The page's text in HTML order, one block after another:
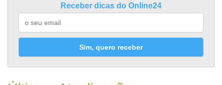
Receber dicas do Online24
Sim, quero receber